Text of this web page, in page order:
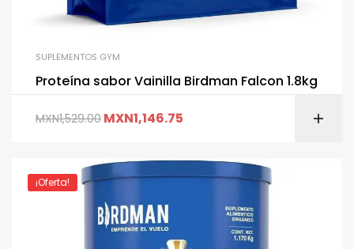
SUPLEMENTOS GYM
Proteína sabor Vainilla Birdman Falcon 1.8kg
MXN1,529.00 MXN1,146.75
¡Oferta!